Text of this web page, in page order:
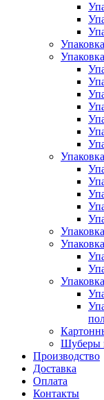
Шуберы
Производство
Доставка
Оплата
Контакты